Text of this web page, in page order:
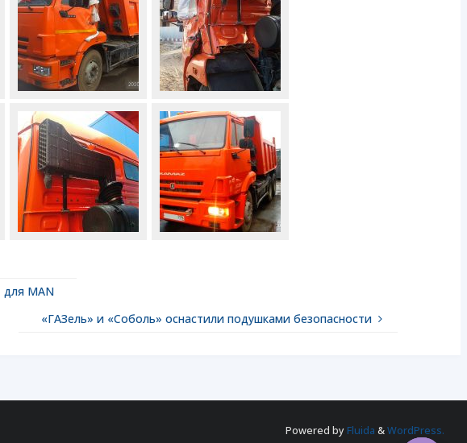
для MAN
«ГАЗель» и «Соболь» оснастили подушками безопасности
Powered by Fluida &WordPress.